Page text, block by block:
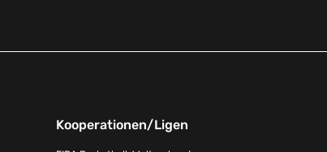
Kooperationen/Ligen